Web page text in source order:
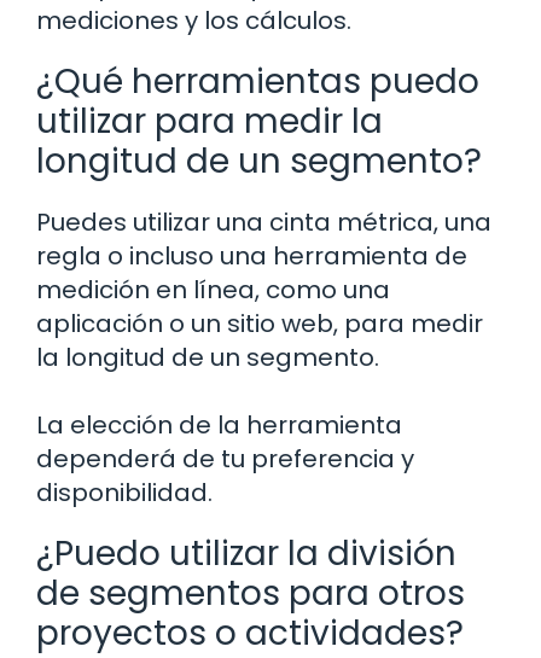
mediciones y los cálculos.
¿Qué herramientas puedo
utilizar para medir la
longitud de un segmento?
Puedes utilizar una cinta métrica, una
regla o incluso una herramienta de
medición en línea, como una
aplicación o un sitio web, para medir
la longitud de un segmento.
La elección de la herramienta
dependerá de tu preferencia y
disponibilidad.
¿Puedo utilizar la división
de segmentos para otros
proyectos o actividades?